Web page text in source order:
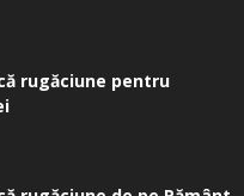
rugăciune pentru